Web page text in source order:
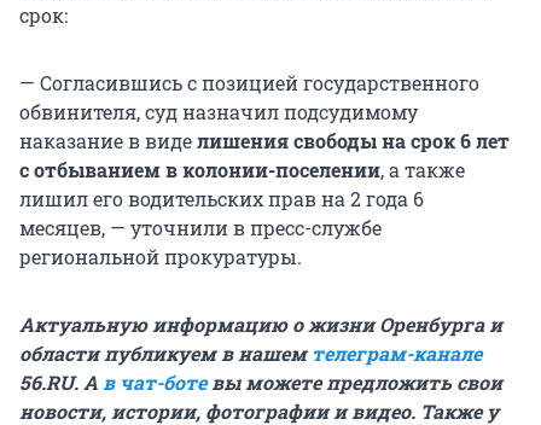
срок:
— Согласившись с позицией государственного
обвинителя, суд назначил подсудимому
наказание в виделишения свободы на срок 6 лет
с отбыванием в колонии-поселении, а также
лишил его водительских прав на 2 года 6
месяцев, — уточнили в пресс-службе
региональной прокуратуры.
Актуальную информацию о жизни Оренбурга и
области публикуем в нашем телеграм-канале
56.RU. А в чат-ботевы можете предложить свои
новости, истории, фотографии и видео. Также у